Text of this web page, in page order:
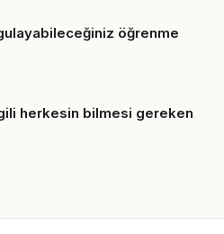
öğrenme
herkesin bilmesi gereken